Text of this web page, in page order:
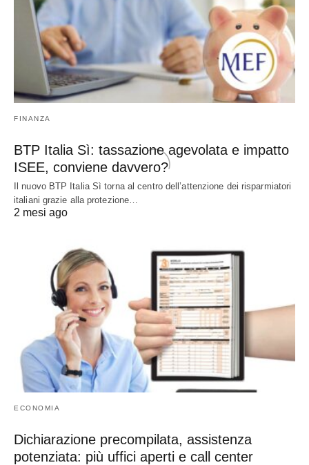
FINANZA
BTP Italia Sì: tassazione agevolata e impatto
ISEE, conviene davvero?
Il nuovo BTP Italia Sì torna al centro dell’attenzione dei risparmiatori
italiani grazie alla protezione…
2 mesi ago
ECONOMIA
Dichiarazione precompilata, assistenza
potenziata: più uffici aperti e call center